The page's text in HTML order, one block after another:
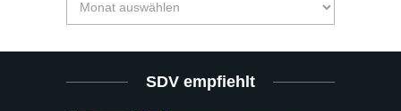
SDV empfiehlt